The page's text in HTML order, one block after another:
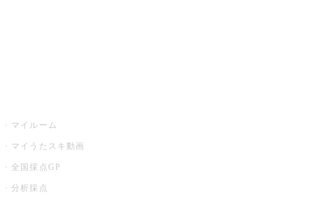
マイルーム
マイうたスキ動画
全国採点GP
分析採点